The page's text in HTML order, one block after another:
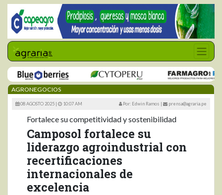
AGRONEGOCIOS
08 AGOSTO 2025 | 10:07 AM Por: Edwin Ramos | prensa@agraria.pe
Fortalece su competitividad y sostenibilidad
Camposol fortalece su
liderazgo agroindustrial con
recertificaciones
internacionales de
excelencia